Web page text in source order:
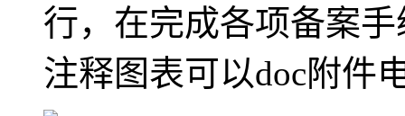
行，在完成各项备案
注释图表可以doc附件